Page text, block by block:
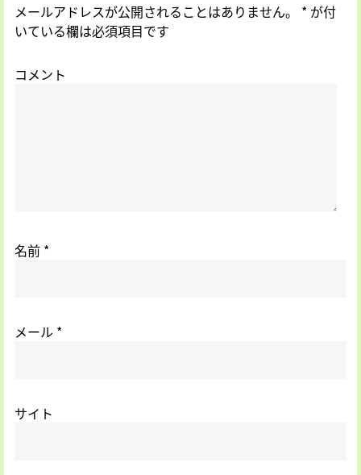
メールアドレスが公開されることはありません。 * が付
いている欄は必須項目です
コメント
名前 *
メール *
サイト